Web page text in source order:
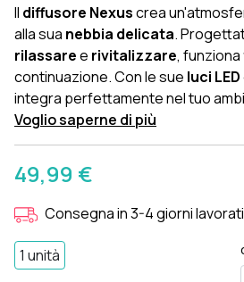
Il diffusore Nexuscrea
alla sua nebbia delicata.
rilassaree rivitalizzare, funziona
continuazione. Con le sue luci LED
integra perfettamente nel tuo
Voglio saperne di più
49,99 €
Consegna in 3-4 giorni
1 unità